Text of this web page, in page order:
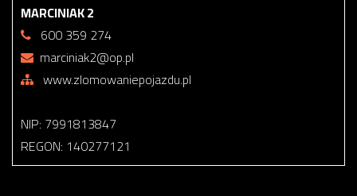
MARCINIAK 2
600 359 274
marciniak2@op.pl
www.zlomowaniepojazdu.pl
NIP: 7991813847
REGON: 140277121